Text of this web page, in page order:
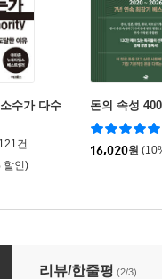
수가 다수
121건
할인)
돈의 속성
16,020원
리뷰/한줄평 (2/3)